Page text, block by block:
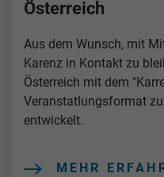
Österreich
Aus dem Wunsch, mit
Karenz in Kontakt zu
Österreich mit dem
Veranstatlungsformat
entwickelt.
MEHR